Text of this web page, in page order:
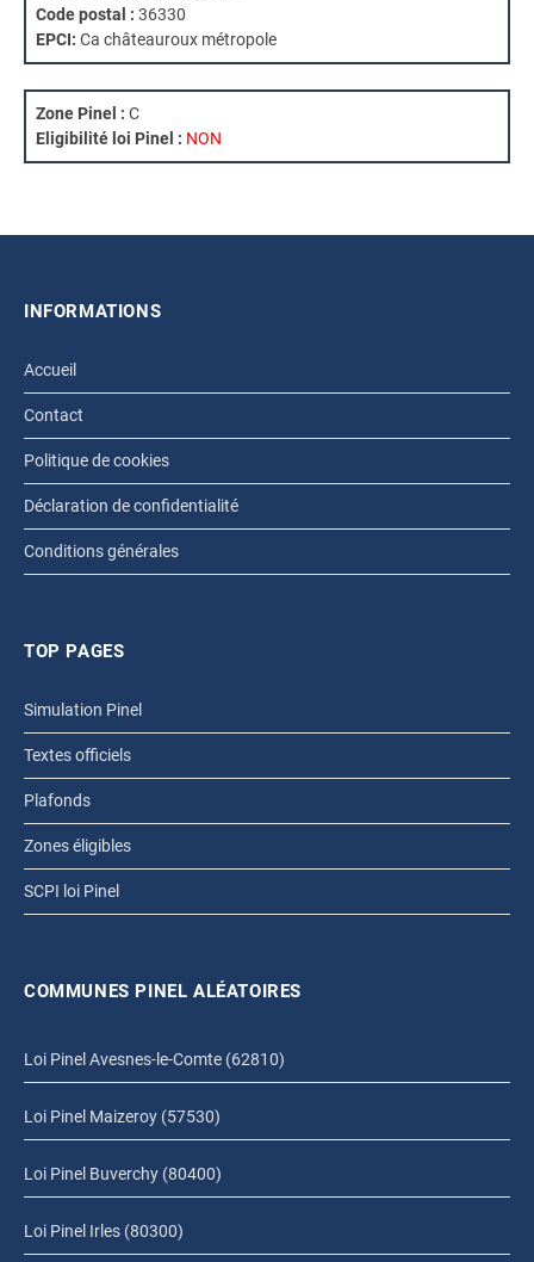
Code postal : 36330
EPCI: Ca châteauroux métropole
Zone Pinel : C
Eligibilité loi Pinel : NON
INFORMATIONS
Accueil
Contact
Politique de cookies
Déclaration de confidentialité
Conditions générales
TOP PAGES
Simulation Pinel
Textes officiels
Plafonds
Zones éligibles
SCPI loi Pinel
COMMUNES PINEL ALÉATOIRES
Loi Pinel Avesnes-le-Comte (62810)
Loi Pinel Maizeroy (57530)
Loi Pinel Buverchy (80400)
Loi Pinel Irles (80300)